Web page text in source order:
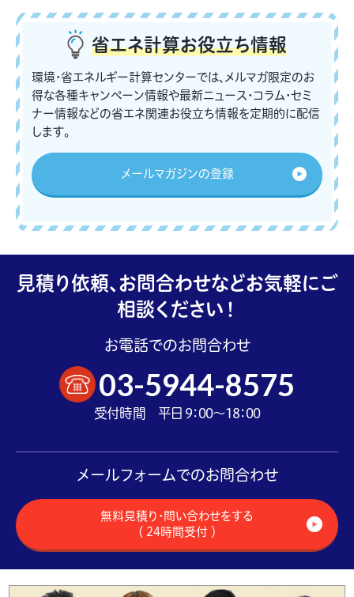
省エネ計算お役立ち情報
環境・省エネルギー計算センターでは、メルマガ限定のお
得な各種キャンペーン情報や最新ニュース・コラム・セミ
ナー情報などの省エネ関連お役立ち情報を定期的に配信
します。
メールマガジンの登録
見積り依頼、お問合わせなどお気軽にご
相談ください！
お電話でのお問合わせ
03-5944-8575
受付時間 平日 9：00～18：00
メールフォームでのお問合わせ
無料見積り・問い合わせをする
（ 24時間受付 ）